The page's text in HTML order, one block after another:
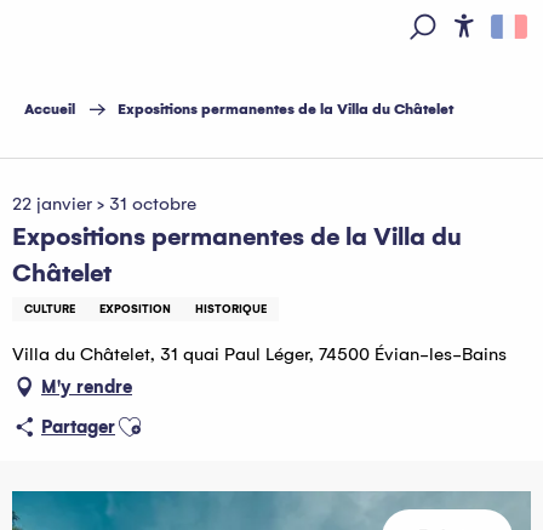
principal
Accueil Expositions permanentes de la Villa du Châtelet
22 janvier > 31 octobre
Expositions permanentes de la Villa du
Châtelet
CULTURE EXPOSITION HISTORIQUE
Villa du Châtelet, 31 quai Paul Léger, 74500 Évian-les-Bains
M'y rendre
PartagerAjouter aux favoris